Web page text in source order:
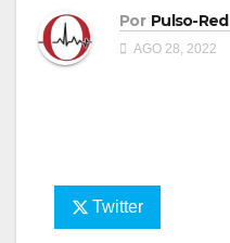
Por Pulso-Red
AGO 28, 2022
Twitter